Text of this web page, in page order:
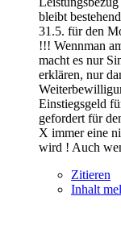
bleibt
31.5. für den
!!! Wennman
macht es nur
erklären, nur
Einstiegsgeld
gefordert für
X immer eine
wird ! Auch
Zitieren
Inhalt